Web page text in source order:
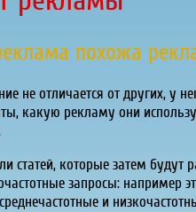
похожа
не отличается от других,
какую рекламу они
статей, которые затем
запросы: например
и